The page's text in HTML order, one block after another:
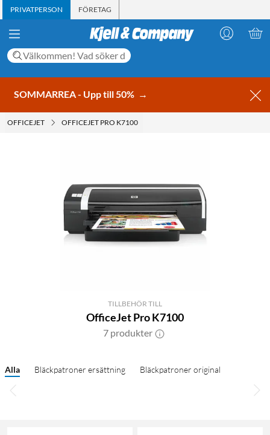
PRIVATPERSON FÖRETAG
SOMMARREA - Upp till 50% →
OFFICEJET OFFICEJET PRO K7100
TILLBEHÖR TILL
OfficeJet Pro K7100
7 produkter
Alla Bläckpatroner ersättning Bläckpatroner original